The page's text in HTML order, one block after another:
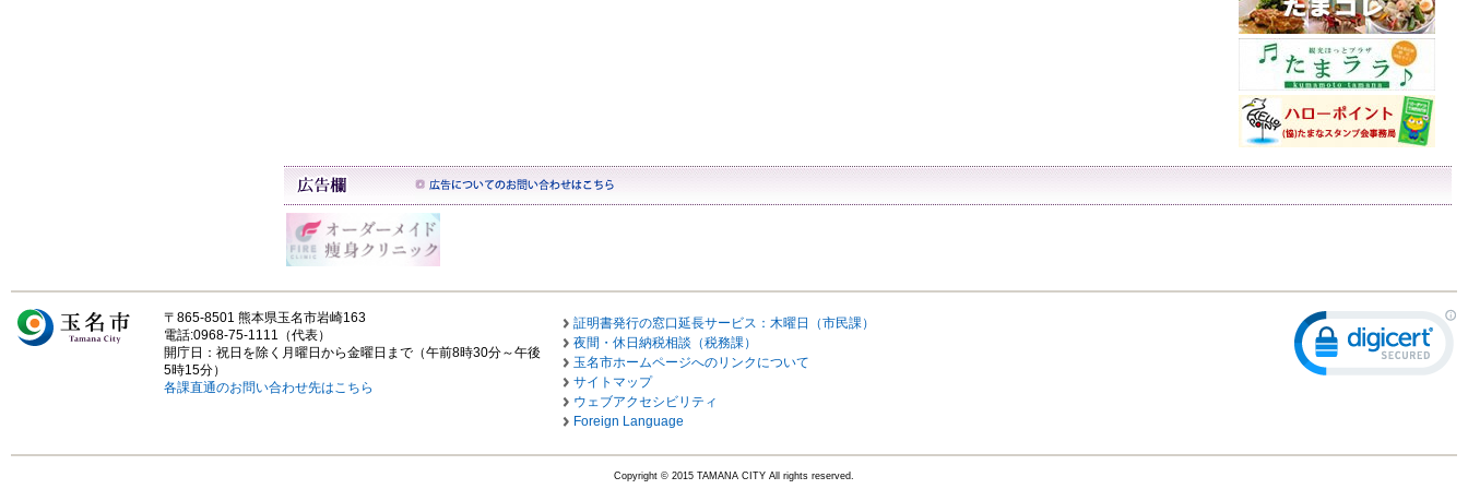
〒865-8501 熊本県玉名市岩崎163
電話:0968-75-1111（代表）
開庁日：祝日を除く月曜日から金曜日まで（午前8時30分～午後
5時15分）
各課直通のお問い合わせ先はこちら
証明書発行の窓口延長サービス：木曜日（市民課）
夜間・休日納税相談（税務課）
玉名市ホームページへのリンクについて
サイトマップ
ウェブアクセシビリティ
Foreign Language
Copyright © 2015 TAMANA CITY All rights reserved.